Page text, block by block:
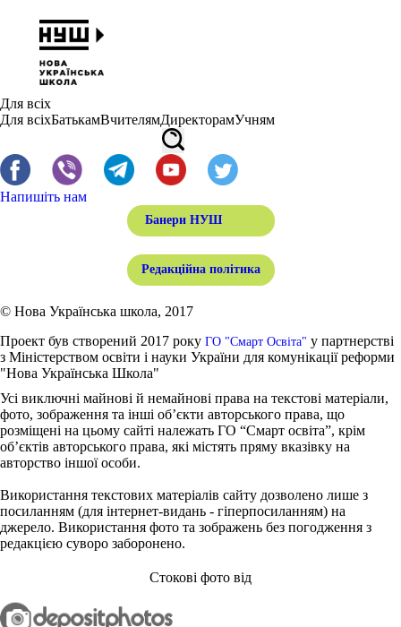
Для всіх
Для всіхБатькамВчителямДиректорамУчням
Напишіть нам
Банери НУШ
Редакційна політика
© Нова Українська школа, 2017
Проект був створений 2017 року ГО "Смарт Освіта" у партнерстві
з Міністерством освіти і науки України для комунікації реформи
"Нова Українська Школа"
Усі виключні майнові й немайнові права на текстові матеріали,
фото, зображення та інші об’єкти авторського права, що
розміщені на цьому сайті належать ГО “Смарт освіта”, крім
об’єктів авторського права, які містять пряму вказівку на
авторство іншої особи.
Використання текстових матеріалів сайту дозволено лише з
посиланням (для інтернет-видань - гіперпосиланням) на
джерело. Використання фото та зображень без погодження з
редакцією суворо заборонено.
Стокові фото від